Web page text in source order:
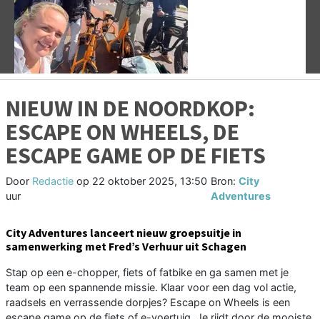
Vorige
NIEUW IN DE NOORDKOP:
ESCAPE ON WHEELS, DE
ESCAPE GAME OP DE FIETS
Door Redactie op 22 oktober 2025, 13:50
uur
Bron:City
Adventures
City Adventures lanceert nieuw groepsuitje in
samenwerking met Fred’s Verhuur uit Schagen
Stap op een e-chopper, fiets of fatbike en ga samen met je
team op een spannende missie. Klaar voor een dag vol actie,
raadsels en verrassende dorpjes? Escape on Wheels is een